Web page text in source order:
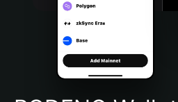
Português (Brasil)
Español (Argentina)